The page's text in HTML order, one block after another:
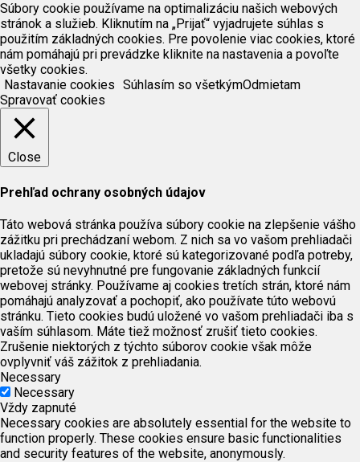
Súbory cookie používame na optimalizáciu našich webových
stránok a služieb. Kliknutím na „Prijať“ vyjadrujete súhlas s
použitím základných cookies. Pre povolenie viac cookies, ktoré
nám pomáhajú pri prevádzke kliknite na nastavenia a povoľte
všetky cookies.
Nastavanie cookies Súhlasím so všetkýmOdmietam
Spravovať cookies
Close
Prehľad ochrany osobných údajov
Táto webová stránka používa súbory cookie na zlepšenie vášho
zážitku pri prechádzaní webom. Z nich sa vo vašom prehliadači
ukladajú súbory cookie, ktoré sú kategorizované podľa potreby,
pretože sú nevyhnutné pre fungovanie základných funkcií
webovej stránky. Používame aj cookies tretích strán, ktoré nám
pomáhajú analyzovať a pochopiť, ako používate túto webovú
stránku. Tieto cookies budú uložené vo vašom prehliadači iba s
vaším súhlasom. Máte tiež možnosť zrušiť tieto cookies.
Zrušenie niektorých z týchto súborov cookie však môže
ovplyvniť váš zážitok z prehliadania.
Necessary
Necessary
Vždy zapnuté
Necessary cookies are absolutely essential for the website to
function properly. These cookies ensure basic functionalities
and security features of the website, anonymously.